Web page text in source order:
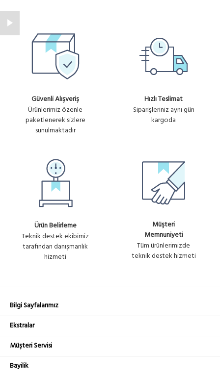
Güvenli Alışveriş
Ürünlerimiz özenle
paketlenerek sizlere
sunulmaktadır
Hızlı Teslimat
Siparişleriniz aynı gün
kargoda
Ürün Belirleme
Teknik destek ekibimiz
tarafından danışmanlık
hizmeti
Müşteri
Memnuniyeti
Tüm ürünlerimizde
teknik destek hizmeti
Bilgi Sayfalarımız
Ekstralar
Müşteri Servisi
Bayilik